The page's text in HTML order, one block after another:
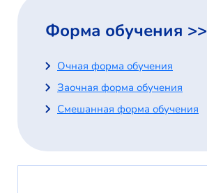
Форма обучения >>
Очная форма обучения
Заочная форма обучения
Смешанная форма обучения